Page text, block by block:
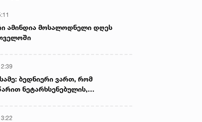
ამინდია მოსალოდნელი დღეს
ბედნიერი ვართ, რომ
ნეტარხსენებულის,